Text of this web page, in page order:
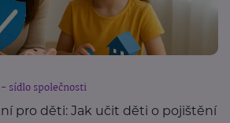
sídlo společnosti
pro děti: Jak učit děti o pojištění